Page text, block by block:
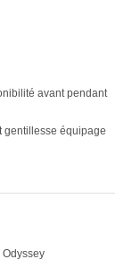
avant pendant
gentillesse équipage